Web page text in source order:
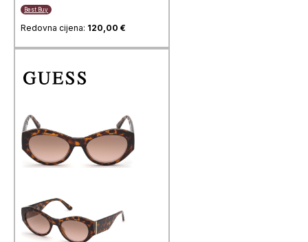
Best Buy
Redovna cijena: 120,00 €